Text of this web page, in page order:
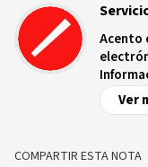
Acento
de las
nivel
Ver
COMPARTIR ESTA NOTA